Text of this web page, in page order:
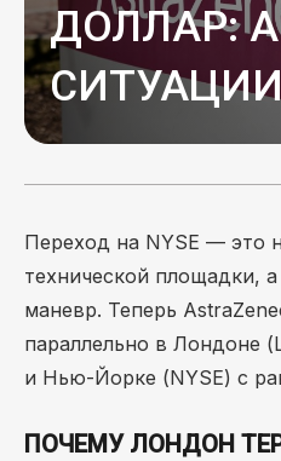
ДОЛЛАР:
Переход на NYSE — это
технической площадки,
маневр. Теперь
параллельно в Лондоне
и Нью-Йорке (NYSE) с
ПОЧЕМУ ЛОНДОН